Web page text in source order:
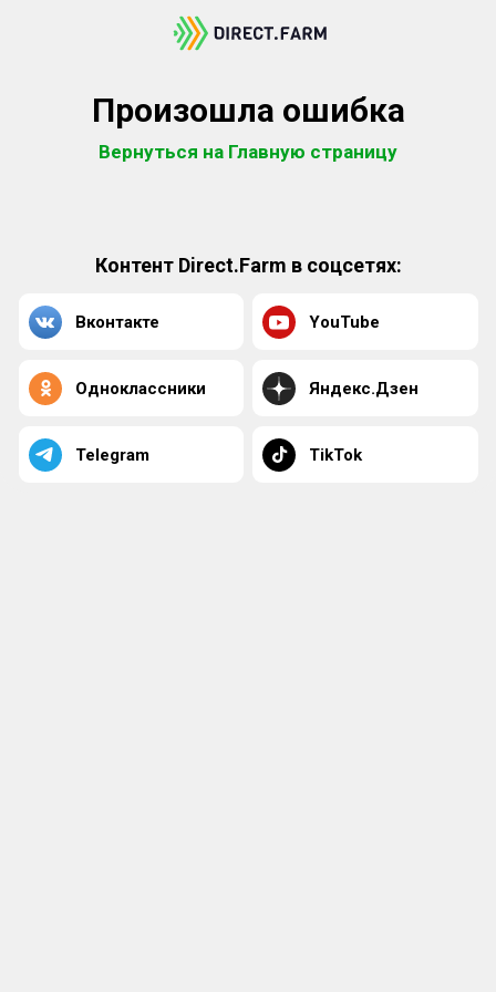
Произошла ошибка
Вернуться на Главную страницу
Контент Direct.Farm в соцсетях:
Вконтакте YouTube
Одноклассники Яндекс.Дзен
Telegram TikTok